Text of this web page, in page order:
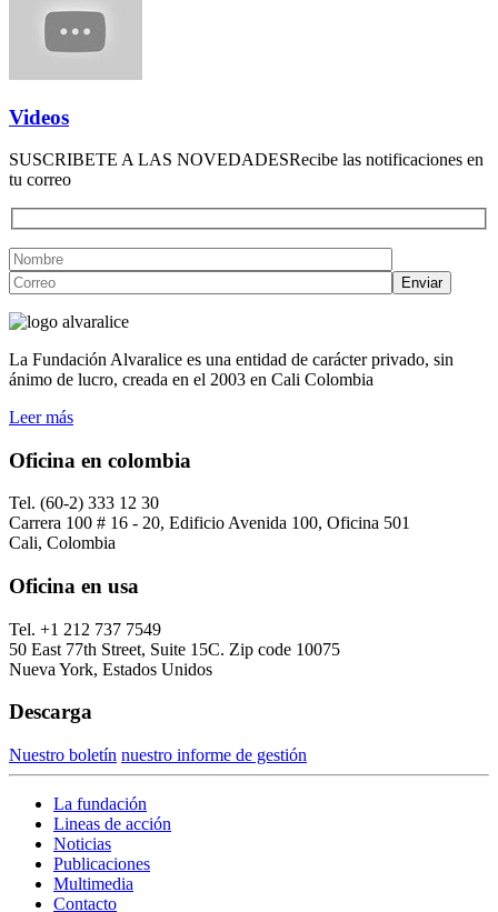
Videos
SUSCRIBETE A LAS NOVEDADESRecibe las notificaciones en
tu correo
La Fundación Alvaralice es una entidad de carácter privado, sin
ánimo de lucro, creada en el 2003 en Cali Colombia
Leer más
Oficina en colombia
Tel. (60-2) 333 12 30
Carrera 100 # 16 - 20, Edificio Avenida 100, Oficina 501
Cali, Colombia
Oficina en usa
Tel. +1 212 737 7549
50 East 77th Street, Suite 15C. Zip code 10075
Nueva York, Estados Unidos
Descarga
Nuestro boletín nuestro informe de gestión
La fundación
Lineas de acción
Noticias
Publicaciones
Multimedia
Contacto